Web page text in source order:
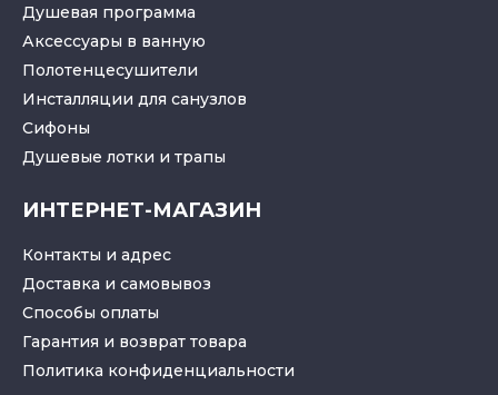
Душевая программа
Аксессуары в ванную
Полотенцесушители
Инсталляции для санузлов
Cифоны
Душевые лотки и трапы
ИНТЕРНЕТ-МАГАЗИН
Контакты и адрес
Доставка и самовывоз
Способы оплаты
Гарантия и возврат товара
Политика конфиденциальности